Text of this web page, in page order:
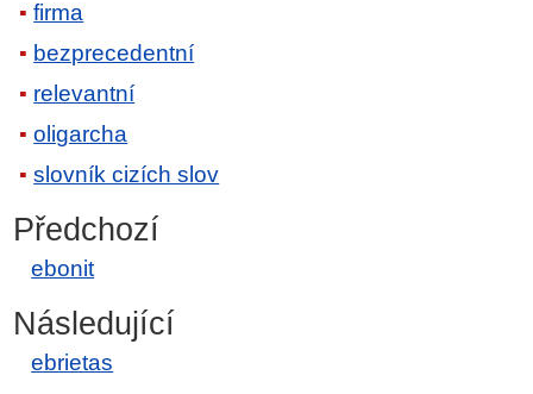
firma
bezprecedentní
relevantní
oligarcha
slovník cizích slov
Předchozí
ebonit
Následující
ebrietas